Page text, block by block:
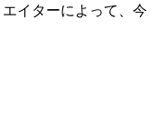
イターによって、今